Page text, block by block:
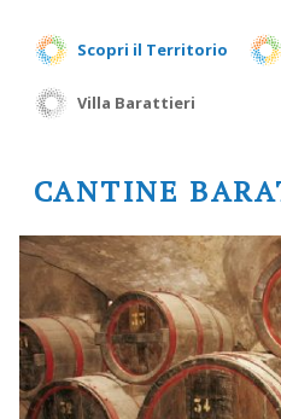
Scopri il Territorio
Villa Barattieri
CANTINE